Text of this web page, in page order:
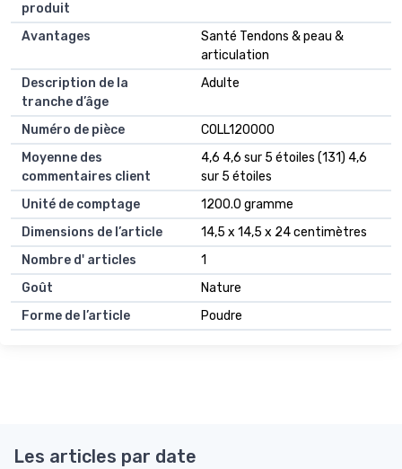
produit
Avantages
Santé Tendons & peau &
articulation
Description de la
tranche d’âge
Adulte
Numéro de pièce
COLL120000
Moyenne des
commentaires client
4,6 4,6 sur 5 étoiles (131) 4,6
sur 5 étoiles
Unité de comptage
1200.0 gramme
Dimensions de l’article
14,5 x 14,5 x 24 centimètres
Nombre d' articles
1
Goût
Nature
Forme de l’article
Poudre
Les articles par date